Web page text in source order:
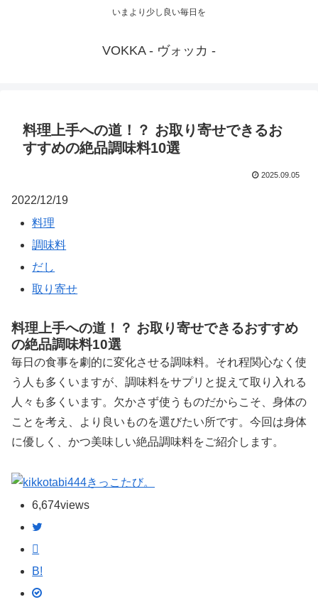
いまより少し良い毎日を
VOKKA - ヴォッカ -
料理上手への道！？ お取り寄せできるお
すすめの絶品調味料10選
2025.09.05
2022/12/19
料理
調味料
だし
取り寄せ
料理上手への道！？ お取り寄せできるおすすめ
の絶品調味料10選
毎日の食事を劇的に変化させる調味料。それ程関心なく使
う人も多くいますが、調味料をサプリと捉えて取り入れる
人々も多くいます。欠かさず使うものだからこそ、身体の
ことを考え、より良いものを選びたい所です。今回は身体
に優しく、かつ美味しい絶品調味料をご紹介します。
きっこたび。
6,674views
B!